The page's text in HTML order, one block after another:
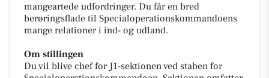
mangeartede udfordringer. Du får en bred
berøringsflade til Specialoperationskommandoens
mange relationer i ind- og udland.
Om stillingen
Du vil blive chef for J1-sektionen ved staben for